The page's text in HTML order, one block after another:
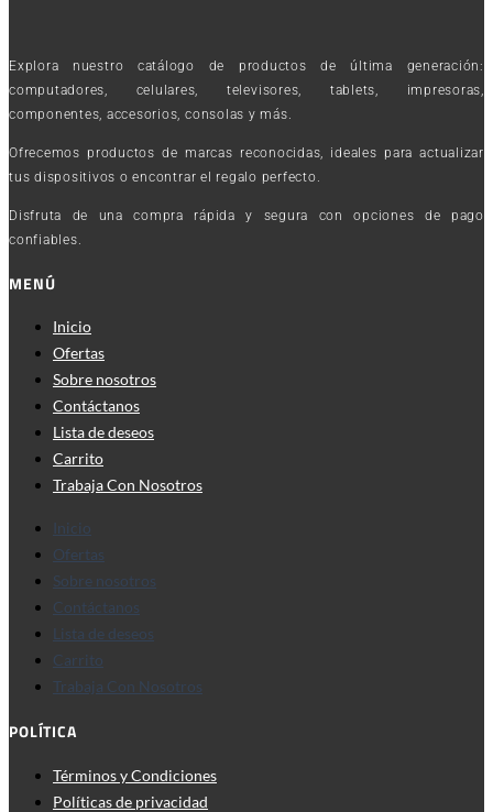
Explora nuestro catálogo de productos de última generación:
computadores, celulares, televisores, tablets, impresoras,
componentes, accesorios, consolas y más.
Ofrecemos productos de marcas reconocidas, ideales para actualizar
tus dispositivos o encontrar el regalo perfecto.
Disfruta de una compra rápida y segura con opciones de pago
confiables.
MENÚ
Inicio
Ofertas
Sobre nosotros
Contáctanos
Lista de deseos
Carrito
Trabaja Con Nosotros
Inicio
Ofertas
Sobre nosotros
Contáctanos
Lista de deseos
Carrito
Trabaja Con Nosotros
POLÍTICA
Términos y Condiciones
Políticas de privacidad